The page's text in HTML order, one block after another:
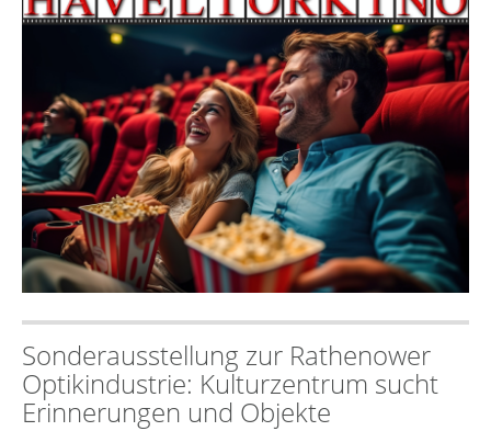
Sonderausstellung zur Rathenower
Optikindustrie: Kulturzentrum sucht
Erinnerungen und Objekte